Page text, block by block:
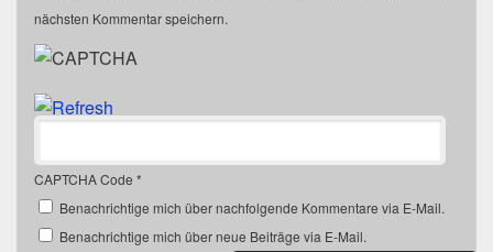
nächsten Kommentar speichern.
CAPTCHA Code *
Benachrichtige mich über nachfolgende Kommentare via E-Mail.
Benachrichtige mich über neue Beiträge via E-Mail.